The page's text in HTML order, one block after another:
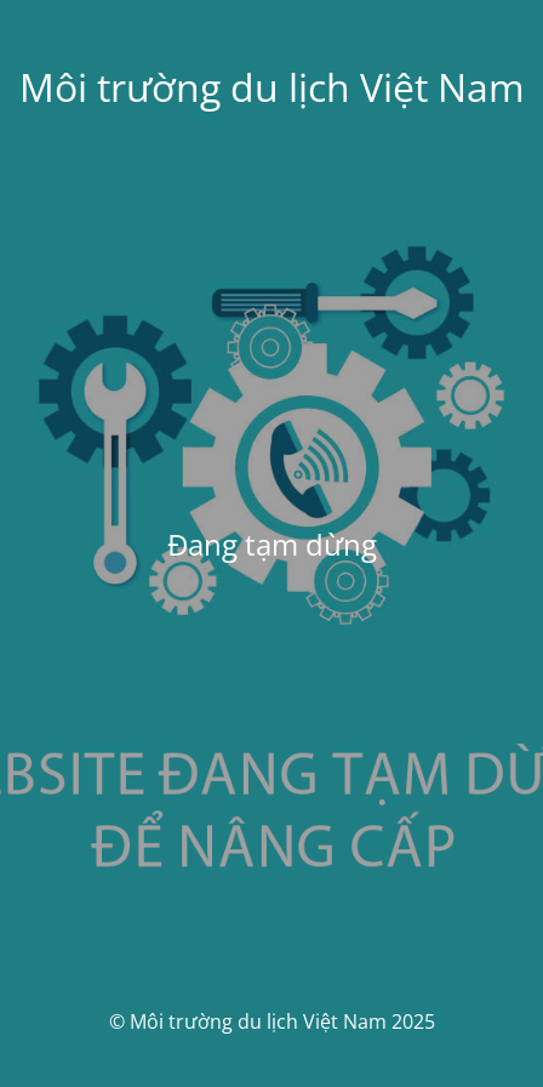
Môi trường du lịch Việt Nam
Đang tạm dừng
© Môi trường du lịch Việt Nam 2025